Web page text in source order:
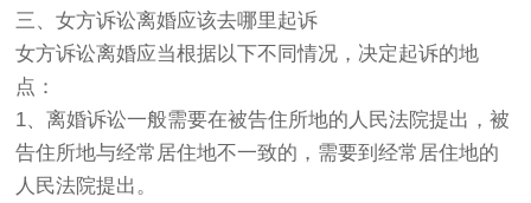
三、女方诉讼离婚应该去哪里起诉
女方诉讼离婚应当根据以下不同情况，决定起诉的地
点：
1、离婚诉讼一般需要在被告住所地的人民法院提出，被
告住所地与经常居住地不一致的，需要到经常居住地的
人民法院提出。